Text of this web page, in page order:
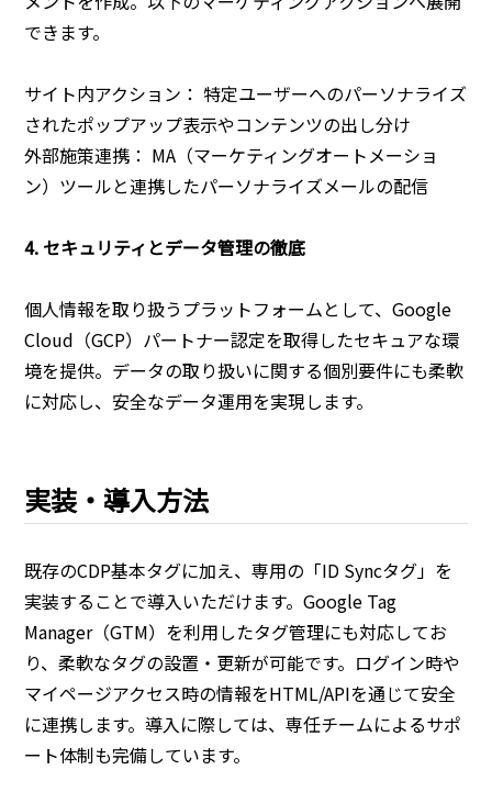
できます。
サイト内アクション： 特定ユーザーへのパーソナライズ
されたポップアップ表示やコンテンツの出し分け
外部施策連携： MA（マーケティングオートメーショ
ン）ツールと連携したパーソナライズメールの配信
4. セキュリティとデータ管理の徹底
個人情報を取り扱うプラットフォームとして、Google
Cloud（GCP）パートナー認定を取得したセキュアな環
境を提供。データの取り扱いに関する個別要件にも柔軟
に対応し、安全なデータ運用を実現します。
実装・導入方法
既存のCDP基本タグに加え、専用の「ID Syncタグ」を
実装することで導入いただけます。Google Tag
Manager（GTM）を利用したタグ管理にも対応してお
り、柔軟なタグの設置・更新が可能です。ログイン時や
マイページアクセス時の情報をHTML/APIを通じて安全
に連携します。導入に際しては、専任チームによるサポ
ート体制も完備しています。